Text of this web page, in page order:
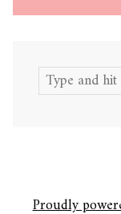
Search
for:
Proudly